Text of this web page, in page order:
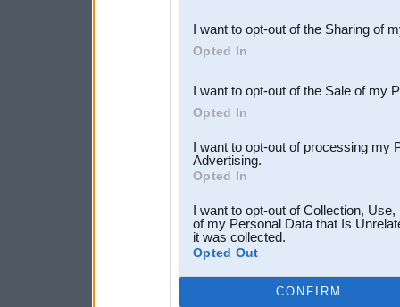
Downstream Participants
third parties.
I want to opt-out of the Sharing of
Opted In
I want to opt-out of the Sale of my
Opted In
I want to opt-out of processing my
Advertising.
Opted In
I want to opt-out of Collection,
of my Personal Data that Is
it was collected.
Opted Out
CONFIRM